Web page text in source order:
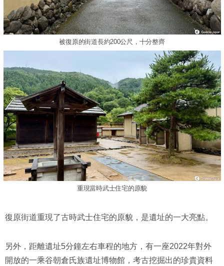
被復原的街道長約200公尺，十分整齊
重現當時武士住宅的原貌
復原街道重現了古時武士住宅的原貌，是遺址的一大亮點。
另外，距離遺址5分鐘左右車程的地方，有一座2022年對外
開放的一乘谷朝倉氏族遺址博物館，考古挖掘出的珍貴資料